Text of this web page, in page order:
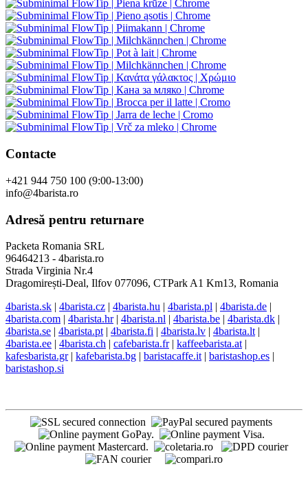
Contacte
+421 944 750 100 (9:00-13:00)
info@4barista.ro
Adresă pentru returnare
Packeta Romania SRL
96464213 - 4barista.ro
Strada Virginia Nr.4
Dragomirești-Deal, Ilfov 077096, CTPark A1 Km13, Romania
4barista.sk | 4barista.cz | 4barista.hu | 4barista.pl | 4barista.de |
4barista.com | 4barista.hr| 4barista.nl | 4barista.be | 4barista.dk |
4barista.se | 4barista.pt | 4barista.fi | 4barista.lv | 4barista.lt |
4barista.ee | 4barista.ch | cafebarista.fr| kaffeebarista.at |
kafesbarista.gr| kafebarista.bg | baristacaffe.it | baristashop.es |
baristashop.si